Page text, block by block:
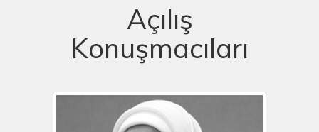
Açılış
Konuşmacıları